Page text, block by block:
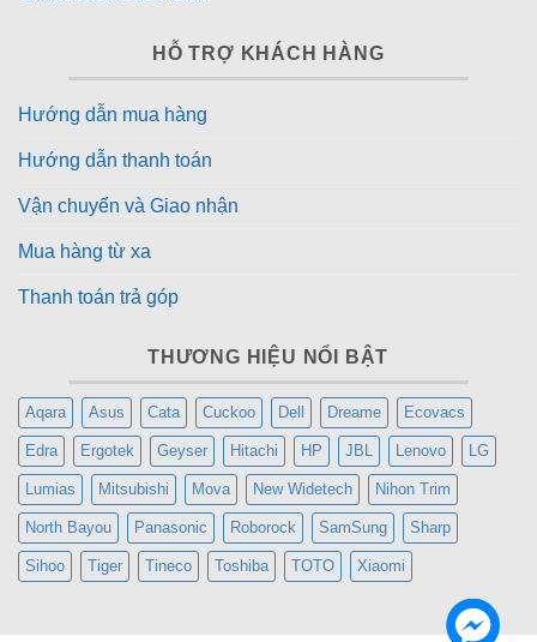
HỖ TRỢ KHÁCH HÀNG
Hướng dẫn mua hàng
Hướng dẫn thanh toán
Vận chuyển và Giao nhận
Mua hàng từ xa
Thanh toán trả góp
THƯƠNG HIỆU NỔI BẬT
Aqara Asus Cata Cuckoo Dell Dreame Ecovacs
Edra Ergotek Geyser Hitachi HP JBL Lenovo LG
Lumias Mitsubishi Mova New Widetech Nihon Trim
North Bayou Panasonic Roborock SamSung Sharp
Sihoo Tiger Tineco Toshiba TOTO Xiaomi